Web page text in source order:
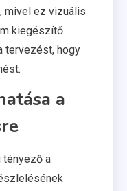
mivel ez vizuális
kiegészítő
tervezést, hogy
a
a